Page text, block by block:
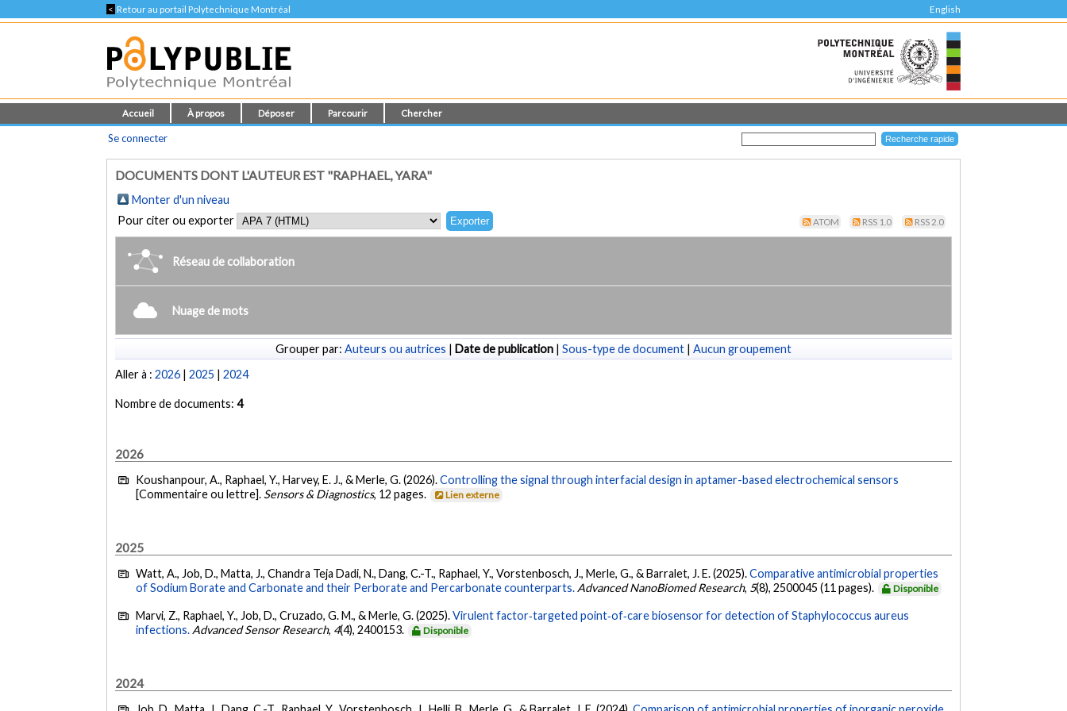
< Retour au portail Polytechnique Montréal English
Accueil À propos Déposer Parcourir Chercher
Se connecter
DOCUMENTS DONT L'AUTEUR EST "RAPHAEL, YARA"
Monter d'un niveau
Pour citer ou exporter
ATOM RSS 1.0 RSS 2.0
Réseau de collaboration
Nuage de mots
Grouper par: Auteurs ou autrices | Date de publication | Sous-type de document | Aucun groupement
Aller à :2026 |2025 |2024
Nombre de documents:4
2026
Koushanpour, A., Raphael, Y., Harvey, E. J., & Merle, G. (2026).Controlling the signal through interfacial design in aptamer-based electrochemical sensors
[Commentaire ou lettre]. Sensors & Diagnostics, 12 pages. Lien externe
2025
Watt, A., Job, D., Matta, J., Chandra Teja Dadi, N., Dang, C.-T., Raphael, Y., Vorstenbosch, J., Merle, G., & Barralet, J. E. (2025).Comparative antimicrobial properties
of Sodium Borate and Carbonate and their Perborate and Percarbonate counterparts. Advanced NanoBiomed Research, 5(8), 2500045 (11 pages). Disponible
Marvi, Z., Raphael, Y., Job, D., Cruzado, G. M., & Merle, G. (2025).Virulent factor‐targeted point‐of‐care biosensor for detection of Staphylococcus aureus
infections. Advanced Sensor Research, 4(4), 2400153. Disponible
2024